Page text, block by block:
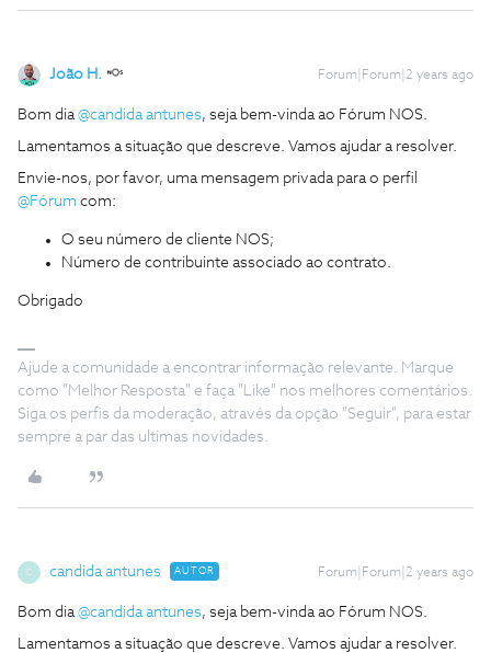
João H. Forum|Forum|2 years ago
Bom dia@candida antunes, seja bem-vinda ao Fórum NOS.
Lamentamos a situação que descreve. Vamos ajudar a resolver.
Envie-nos, por favor, uma mensagem privada para o perfil
@Fórum com:
O seu número de cliente NOS;
Número de contribuinte associado ao contrato.
Obrigado
Ajude a comunidade a encontrar informação relevante. Marque
como "Melhor Resposta" e faça "Like" nos melhores comentários.
Siga os perfis da moderação, através da opção "Seguir", para estar
sempre a par das ultimas novidades.
C candida antunes AUTOR Forum|Forum|2 years ago
Bom dia@candida antunes, seja bem-vinda ao Fórum NOS.
Lamentamos a situação que descreve. Vamos ajudar a resolver.